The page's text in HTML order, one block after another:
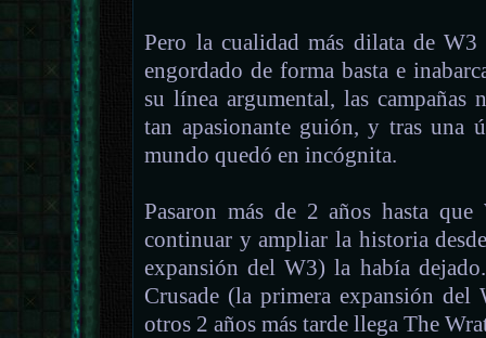
Pero la cualidad más dilata de
engordado de forma basta e
su línea argumental, las campañas
tan apasionante guión, y tras una
mundo quedó en incógnita.
Pasaron más de 2 años hasta
continuar y ampliar la historia
expansión del W3) la había
Crusade (la primera expansión
otros 2 años más tarde llega The